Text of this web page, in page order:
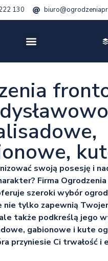
130
swoją posesję i
Firma
szeroki wybór
tylko zapewnią
także podkreślą jego
gabionowe i kute
przyniesie Ci trwałość i